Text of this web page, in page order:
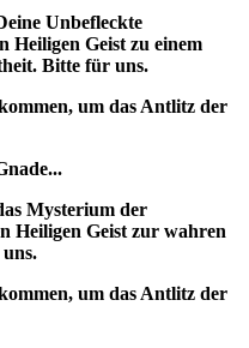
Unbefleckte
Heiligen Geist zu einem
Bitte für uns.
um das Antlitz der
Mysterium der
Heiligen Geist zur wahren
um das Antlitz der